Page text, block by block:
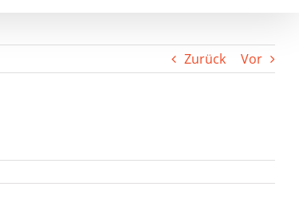
Zurück Vor